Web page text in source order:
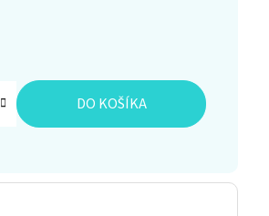
DO KOŠÍKA